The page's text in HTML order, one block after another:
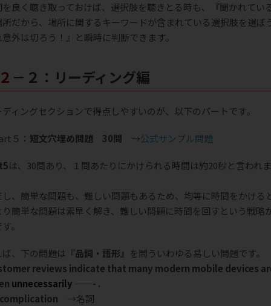
良く聴き取っておけば、選択肢を聴きとる時も、『聞かれてい
所だから、場所に関するキーワードが含まれている選択肢を選ぼ
外は切ろう！』と瞬時に判断できます。
２－２：リーディング編
ィングセクションで得点しやすいのが、以下のパートです。
５： 短文穴埋め問題 30問 →公式サンプル問題
は、30問あり、１問あたりにかけられる時間は約20秒と言われま
し、簡単な問題も、難しい問題もあるため、均等に時間をかける
簡単な問題は素早く解き、難しい問題に時間を回すという戦略
。
、下の問題は 『品詞・語形』 を問ういわゆる易しい問題です。
reviews indicate that many modern mobile devices
unnecessarily ——- .
→名詞